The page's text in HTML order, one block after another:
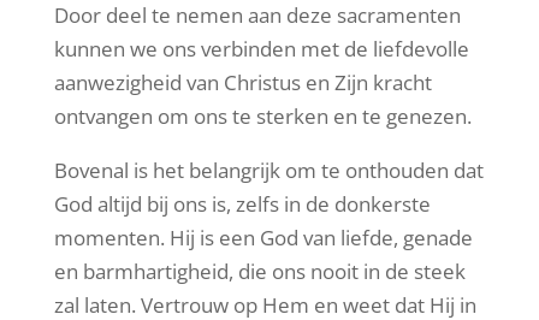
Door deel te nemen aan deze sacramenten
kunnen we ons verbinden met de liefdevolle
aanwezigheid van Christus en Zijn kracht
ontvangen om ons te sterken en te genezen.
Bovenal is het belangrijk om te onthouden dat
God altijd bij ons is, zelfs in de donkerste
momenten. Hij is een God van liefde, genade
en barmhartigheid, die ons nooit in de steek
zal laten. Vertrouw op Hem en weet dat Hij in